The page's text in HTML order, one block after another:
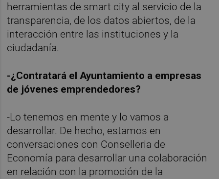
herramientas de smart city al servicio de la
transparencia, de los datos abiertos, de la
interacción entre las instituciones y la
ciudadanía.
-¿Contratará el Ayuntamiento a empresas
de jóvenes emprendedores?
-Lo tenemos en mente y lo vamos a
desarrollar. De hecho, estamos en
conversaciones con Conselleria de
Economía para desarrollar una colaboración
en relación con la promoción de la